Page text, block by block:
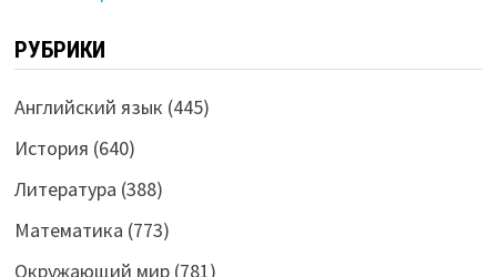
РУБРИКИ
Английский язык (445)
История (640)
Литература (388)
Математика (773)
Окружающий мир(781)